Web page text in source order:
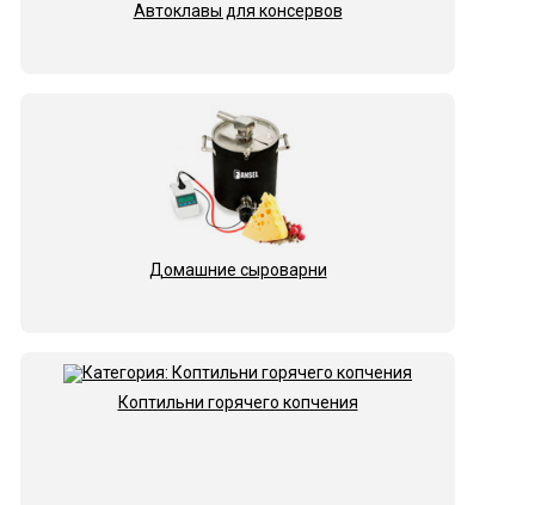
Автоклавы для консервов
Домашние сыроварни
Коптильни горячего копчения